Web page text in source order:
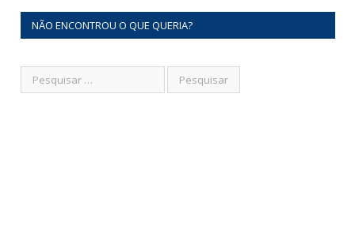
NÃO ENCONTROU O QUE QUERIA?